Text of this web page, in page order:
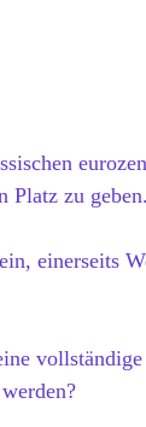
Platz zu geben.
einerseits